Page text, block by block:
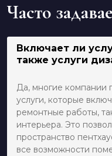
Часто
Включает ли
также услуги
Да, многие компании
услуги, которые
ремонтные работы,
интерьера. Это
пространство
все возможности